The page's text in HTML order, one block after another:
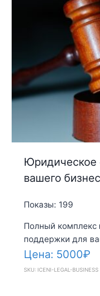
Юридическое
вашего
Показы: 199
Полный комплекс
поддержки для
Цена: 5000₽
SKU: ICENI-LEGAL-BUSINESS